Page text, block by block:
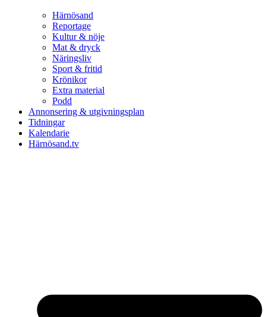
Härnösand
Reportage
Kultur & nöje
Mat & dryck
Näringsliv
Sport & fritid
Krönikor
Extra material
Podd
Annonsering & utgivningsplan
Tidningar
Kalendarie
Härnösand.tv